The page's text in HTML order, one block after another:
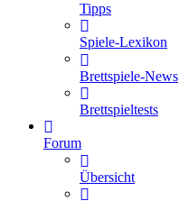
Tipps
Spiele-Lexikon
Brettspiele-News
Brettspieltests
Forum
Übersicht